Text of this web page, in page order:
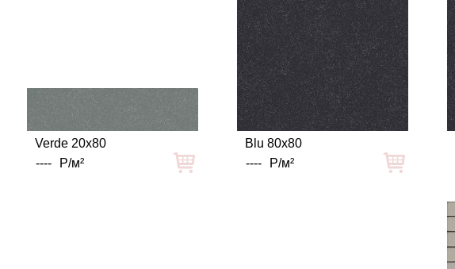
Verde 20x80
----
Р/м²
Blu 80x80
----
Р/м²